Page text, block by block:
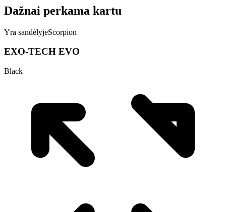
Dažnai perkama kartu
Yra sandėlyjeScorpion
EXO-TECH EVO
Black